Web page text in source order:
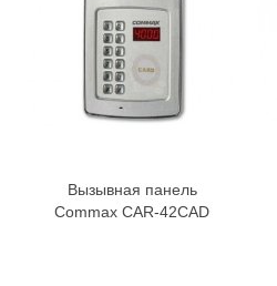
Вызывная панель
Commax CAR-42CAD